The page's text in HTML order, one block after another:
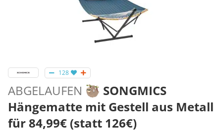
128
ABGELAUFEN 🦥 SONGMICS
Hängematte mit Gestell aus Metall
für 84,99€ (statt 126€)